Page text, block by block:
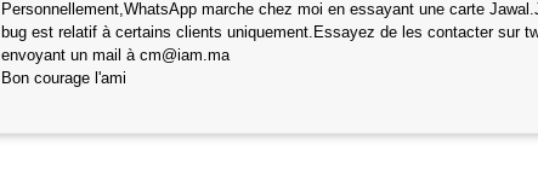
Personnellement,WhatsApp marche chez moi en essayant une carte
bug est relatif à certains clients uniquement.Essayez de les contacter sur
envoyant un mail à cm@iam.ma
Bon courage l'ami